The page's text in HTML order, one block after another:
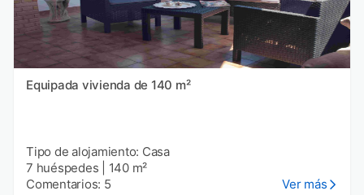
Equipada vivienda de 140 m²
Tipo de alojamiento: Casa
7 huéspedes
140 m²
Comentarios: 5
Ver más